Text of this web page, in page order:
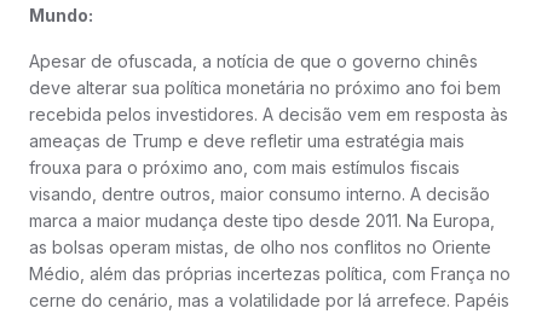
Mundo:
Apesar de ofuscada, a notícia de que o governo chinês
deve alterar sua política monetária no próximo ano foi bem
recebida pelos investidores. A decisão vem em resposta às
ameaças de Trump e deve refletir uma estratégia mais
frouxa para o próximo ano, com mais estímulos fiscais
visando, dentre outros, maior consumo interno. A decisão
marca a maior mudança deste tipo desde 2011. Na Europa,
as bolsas operam mistas, de olho nos conflitos no Oriente
Médio, além das próprias incertezas política, com França no
cerne do cenário, mas a volatilidade por lá arrefece. Papéis